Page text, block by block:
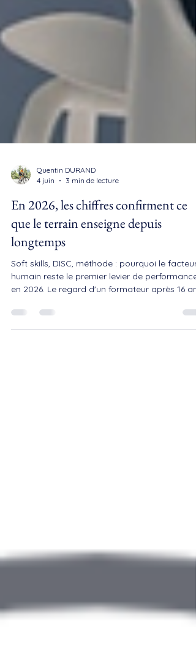
4 juin
3 min de lecture
En 2026, les chiffres confirment ce
que le terrain enseigne depuis
longtemps
Soft skills, DISC, méthode : pourquoi le facteur
en 2026. Le regard d'un formateur après 16 ans